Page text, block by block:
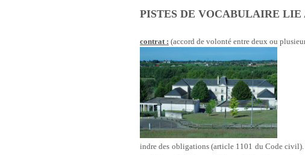
PISTES DE VOCABULAIRE LIE
contrat : (accord de volonté entre deux ou
indre des obligations (article 1101 du Code